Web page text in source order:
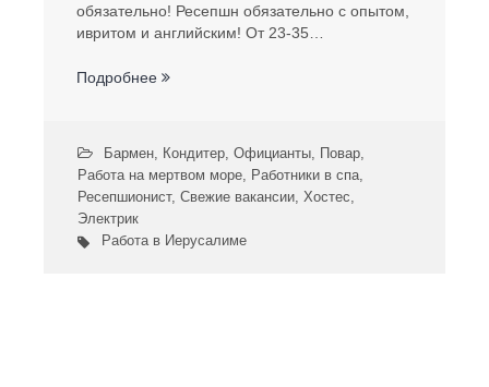
обязательно! Ресепшн обязательно с опытом,
ивритом и английским! От 23-35…
Подробнее
Бармен, Кондитер, Официанты, Повар,
Работа на мертвом море, Работники в спа,
Ресепшионист, Свежие вакансии, Хостес,
Электрик
Работа в Иерусалиме